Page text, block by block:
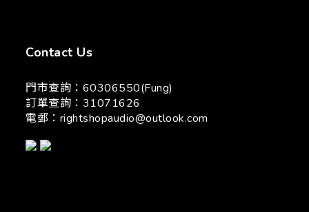
Contact Us
門市查詢：60306550(Fung)
訂單查詢：31071626
電郵： rightshopaudio@outlook.com